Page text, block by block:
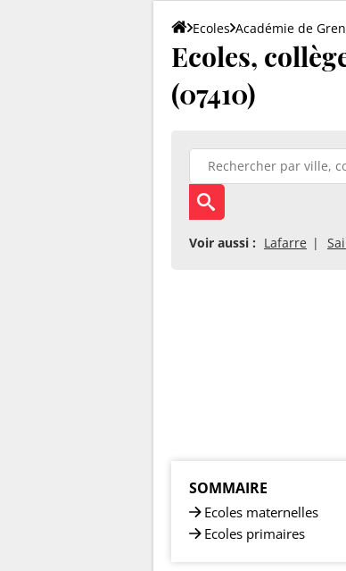
Ecoles Académie de
Ecoles,
(07410)
Voir aussi : Lafarre
SOMMAIRE
Ecoles maternelles
Ecoles primaires